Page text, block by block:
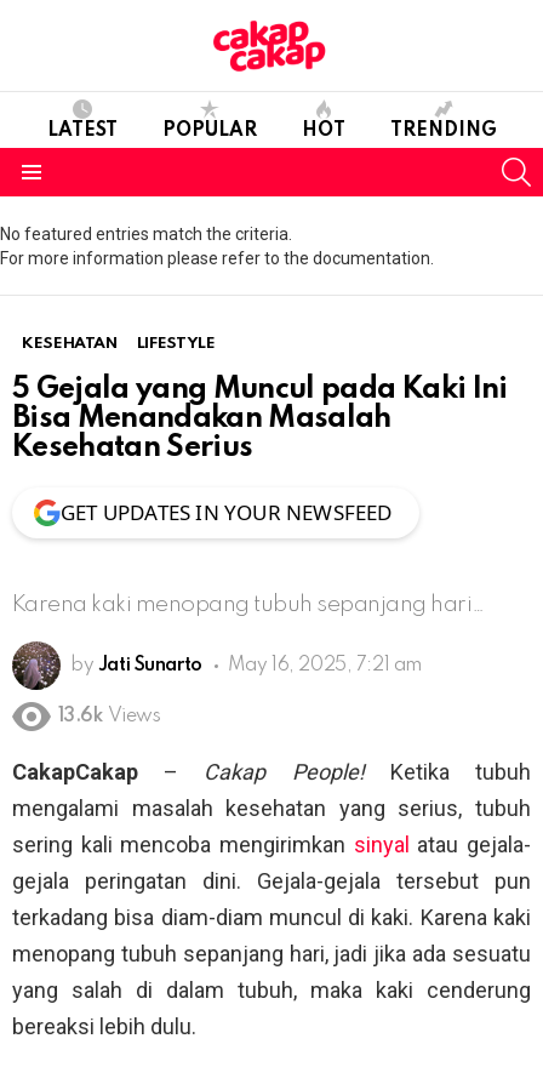
LATEST POPULAR HOT TRENDING
No featured entries match the criteria.
For more information please refer to the documentation.
KESEHATAN LIFESTYLE
5 Gejala yang Muncul pada Kaki Ini
Bisa Menandakan Masalah
Kesehatan Serius
GET UPDATES IN YOUR NEWSFEED
Karena kaki menopang tubuh sepanjang hari…
by Jati Sunarto May 16, 2025, 7:21 am
13.6k Views
CakapCakap – Cakap People!Ketika tubuh
mengalami masalah kesehatan yang serius, tubuh
sering kali mencoba mengirimkan sinyal atau gejala-
gejala peringatan dini. Gejala-gejala tersebut pun
terkadang bisa diam-diam muncul di kaki. Karena kaki
menopang tubuh sepanjang hari, jadi jika ada sesuatu
yang salah di dalam tubuh, maka kaki cenderung
bereaksi lebih dulu.